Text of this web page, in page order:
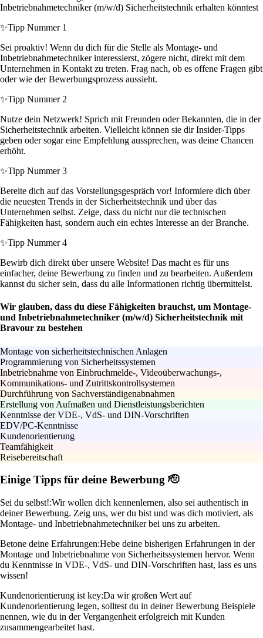
Inbetriebnahmetechniker (m/w/d) Sicherheitstechnik erhalten könntest
✨Tipp Nummer 1
Sei proaktiv! Wenn du dich für die Stelle als Montage- und
Inbetriebnahmetechniker interessierst, zögere nicht, direkt mit dem
Unternehmen in Kontakt zu treten. Frag nach, ob es offene Fragen gibt
oder wie der Bewerbungsprozess aussieht.
✨Tipp Nummer 2
Nutze dein Netzwerk! Sprich mit Freunden oder Bekannten, die in der
Sicherheitstechnik arbeiten. Vielleicht können sie dir Insider-Tipps
geben oder sogar eine Empfehlung aussprechen, was deine Chancen
erhöht.
✨Tipp Nummer 3
Bereite dich auf das Vorstellungsgespräch vor! Informiere dich über
die neuesten Trends in der Sicherheitstechnik und über das
Unternehmen selbst. Zeige, dass du nicht nur die technischen
Fähigkeiten hast, sondern auch ein echtes Interesse an der Branche.
✨Tipp Nummer 4
Bewirb dich direkt über unsere Website! Das macht es für uns
einfacher, deine Bewerbung zu finden und zu bearbeiten. Außerdem
kannst du sicher sein, dass du alle Informationen richtig übermittelst.
Wir glauben, dass du diese Fähigkeiten brauchst, um Montage-
und Inbetriebnahmetechniker (m/w/d) Sicherheitstechnik mit
Bravour zu bestehen
Montage von sicherheitstechnischen Anlagen
Programmierung von Sicherheitssystemen
Inbetriebnahme von Einbruchmelde-, Videoüberwachungs-,
Kommunikations- und Zutrittskontrollsystemen
Durchführung von Sachverständigenabnahmen
Erstellung von Aufmaßen und Dienstleistungsberichten
Kenntnisse der VDE-, VdS- und DIN-Vorschriften
EDV/PC-Kenntnisse
Kundenorientierung
Teamfähigkeit
Reisebereitschaft
Einige Tipps für deine Bewerbung 🫡
Sei du selbst!:Wir wollen dich kennenlernen, also sei authentisch in
deiner Bewerbung. Zeig uns, wer du bist und was dich motiviert, als
Montage- und Inbetriebnahmetechniker bei uns zu arbeiten.
Betone deine Erfahrungen:Hebe deine bisherigen Erfahrungen in der
Montage und Inbetriebnahme von Sicherheitssystemen hervor. Wenn
du Kenntnisse in VDE-, VdS- und DIN-Vorschriften hast, lass es uns
wissen!
Kundenorientierung ist key:Da wir großen Wert auf
Kundenorientierung legen, solltest du in deiner Bewerbung Beispiele
nennen, wie du in der Vergangenheit erfolgreich mit Kunden
zusammengearbeitet hast.